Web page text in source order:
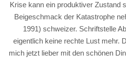
Krise kann ein produktiver Zustand
Beigeschmack der Katastrophe
1991) schweizer. Schriftstelle
eigentlich keine rechte Lust mehr.
mich jetzt lieber mit den schönen